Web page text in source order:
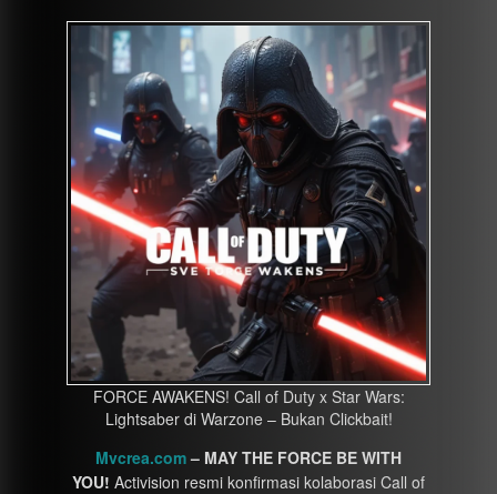
FORCE AWAKENS! Call of Duty x Star Wars:
Lightsaber di Warzone – Bukan Clickbait!
Mvcrea.com– MAY THE FORCE BE WITH
YOU! Activision resmi konfirmasi kolaborasi Call of